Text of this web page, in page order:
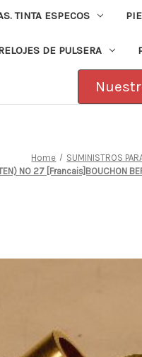
TINTA ESPECOS
DE PULSERA
Home SUMINISTROS
NO 27 [Francais]BOUCHON